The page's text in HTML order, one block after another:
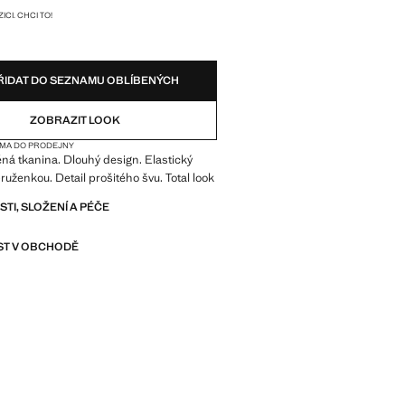
CHCI TO!
DO SEZNAMU OBLÍBENÝCH
ZOBRAZIT LOOK
DO PRODEJNY
tkanina. Dlouhý design. Elastický
Detail prošitého švu. Total look
SLOŽENÍ A PÉČE
V OBCHODĚ